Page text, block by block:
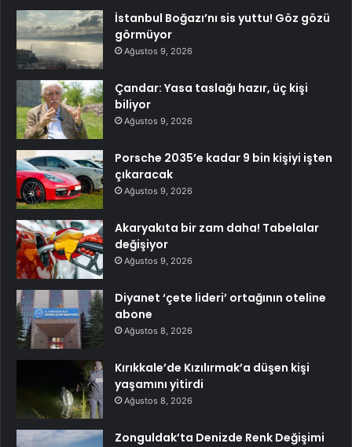
İstanbul Boğazı’nı sis yuttu! Göz gözü
görmüyor
Ağustos 9, 2026
Çandar: Yasa taslağı hazır, üç kişi
biliyor
Ağustos 9, 2026
Porsche 2035’e kadar 9 bin kişiyi işten
çıkaracak
Ağustos 9, 2026
Akaryakıta bir zam daha! Tabelalar
değişiyor
Ağustos 9, 2026
Diyanet ‘çete lideri’ ortağının oteline
abone
Ağustos 8, 2026
Kırıkkale’de Kızılırmak’a düşen kişi
yaşamını yitirdi
Ağustos 8, 2026
Zonguldak’ta Denizde Renk Değişimi